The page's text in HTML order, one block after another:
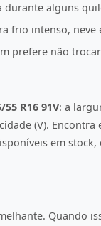
alguns
frio intenso, neve
prefere não
55 R16 91V: a
(V).
em
Quando